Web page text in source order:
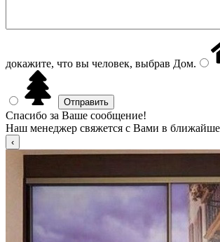
докажите, что вы человек, выбрав Дом.
Спасибо за Ваше сообщение!
Наш менеджер свяжется с Вами в